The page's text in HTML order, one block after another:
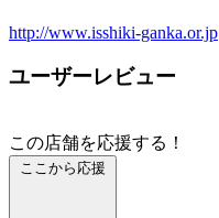
http://www.isshiki-ganka.or.jp
ユーザーレビュー
この店舗を応援する！
ここから応援